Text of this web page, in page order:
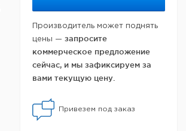
Производитель может поднять
цены — запросите
коммерческое предложение
сейчас, и мы зафиксируем за
вами текущую цену.
Привезем под заказ